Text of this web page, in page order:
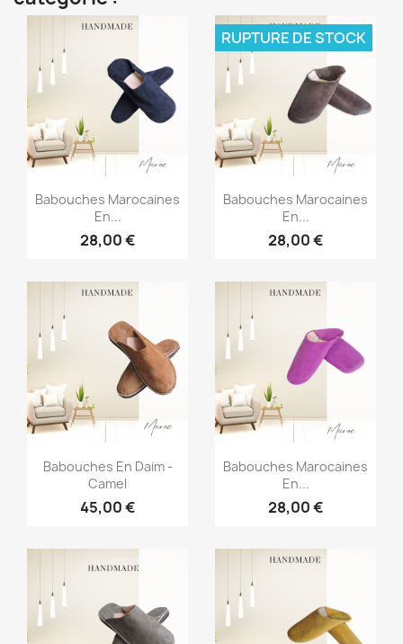
Aperçu rapide
Babouches Marocaines
En...
28,00 €
Aperçu rapide
Babouches Marocaines
En...
28,00 €
RUPTURE DE STOCK
Aperçu rapide
Babouches En Daim -
Camel
45,00 €
Aperçu rapide
Babouches Marocaines
En...
28,00 €